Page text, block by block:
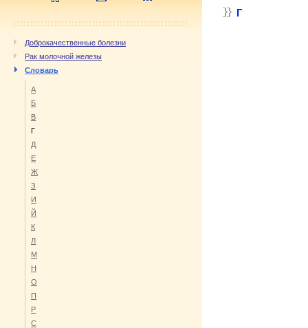
Доброкачественные болезни
Рак молочной железы
Словарь
А
Б
В
Г
Д
Е
Ж
З
И
Й
К
Л
М
Н
О
П
Р
C
Г